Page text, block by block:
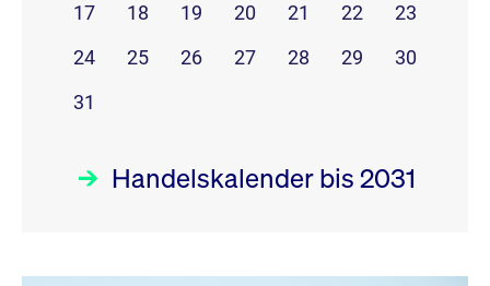
17
18 19 20 21 22
23
24
25 26 27 28 29
30
31
Handelskalender bis 2031